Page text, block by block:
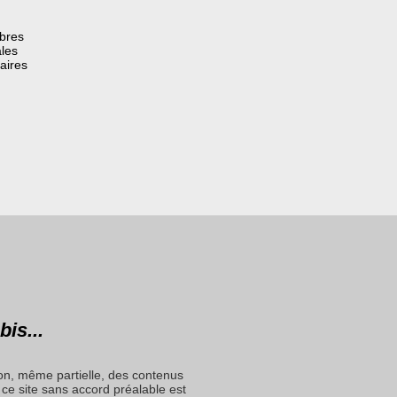
même partielle, des contenus
site sans accord préalable est